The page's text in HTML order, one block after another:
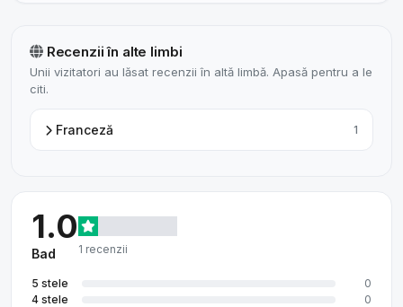
Recenzii în alte limbi
Unii vizitatori au lăsat recenzii în altă limbă. Apasă pentru a le
citi.
Franceză 1
1.0
Bad 1 recenzii
5 stele
0
4 stele
0